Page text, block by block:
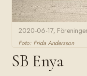
2020-06-17,
Foto: Frida Andersson
SB Enya